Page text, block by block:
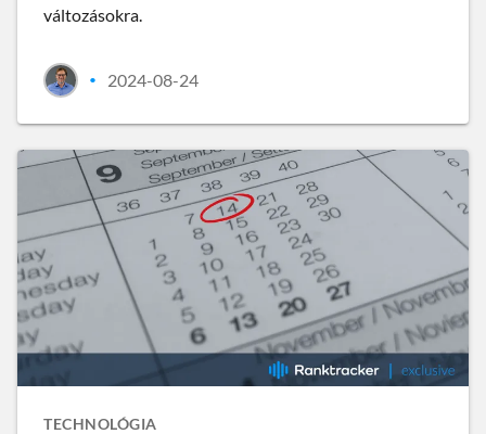
változásokra.
• 2024-08-24
TECHNOLÓGIA